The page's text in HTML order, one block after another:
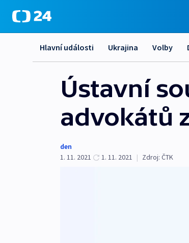
Hlavní události Ukrajina Volby
Ústavní
advokátů
den
1. 11. 2021
1. 11. 2021 | Zdroj: ČTK